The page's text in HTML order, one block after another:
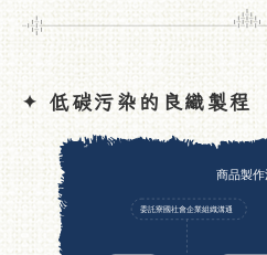
✦ 低碳污染的良織製程